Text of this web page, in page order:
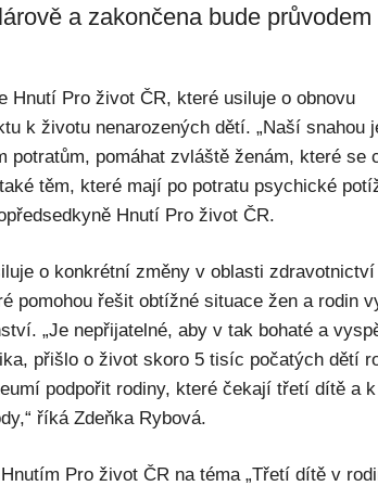
a zakončena bude
Hnutí Pro život ČR, které usiluje o obnovu
k životu nenarozených dětí. „Naší snahou
potratům, pomáhat zvláště ženám, které se
těm, které mají po potratu psychické
Hnutí Pro život ČR.
o konkrétní změny v oblasti zdravotnictví
pomohou řešit obtížné situace žen a rodin
„Je nepřijatelné, aby v tak bohaté a
přišlo o život skoro 5 tisíc počatých dětí
podpořit rodiny, které čekají třetí dítě a
říká Zdeňka Rybová.
Pro život ČR na téma „Třetí dítě v